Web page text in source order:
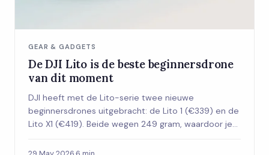
GEAR & GADGETS
De DJI Lito is de beste beginnersdrone
van dit moment
DJI heeft met de Lito-serie twee nieuwe
beginnersdrones uitgebracht: de Lito 1 (€339) en de
Lito X1 (€419). Beide wegen 249 gram, waardoor je
Nederland. Met 4K-camera en tot 37 minuten